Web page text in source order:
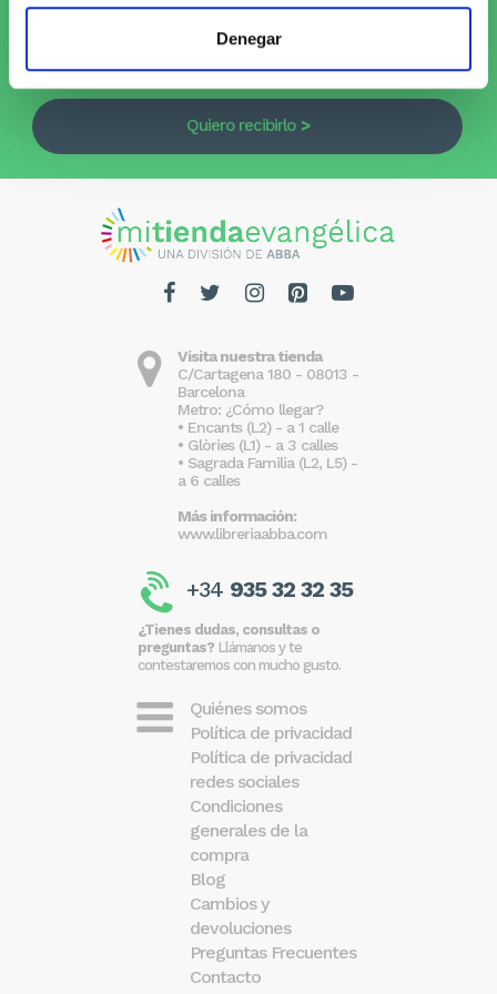
Denegar
Suscríbete al Newsletter y¡entérate
de las novedades!
Quiero recibirlo
Visita nuestra tienda
C/Cartagena 180 - 08013 -
Barcelona
Metro: ¿Cómo llegar?
• Encants (L2) - a 1 calle
• Glòries (L1) - a 3 calles
• Sagrada Familia (L2, L5) -
a 6 calles
Más información:
www.libreriaabba.com
+34 935 32 32 35
¿Tienes dudas, consultas o
preguntas? Llámanos y te
contestaremos con mucho gusto.
Quiénes somos
Política de privacidad
Política de privacidad
redes sociales
Condiciones
generales de la
compra
Blog
Cambios y
devoluciones
Preguntas Frecuentes
Contacto